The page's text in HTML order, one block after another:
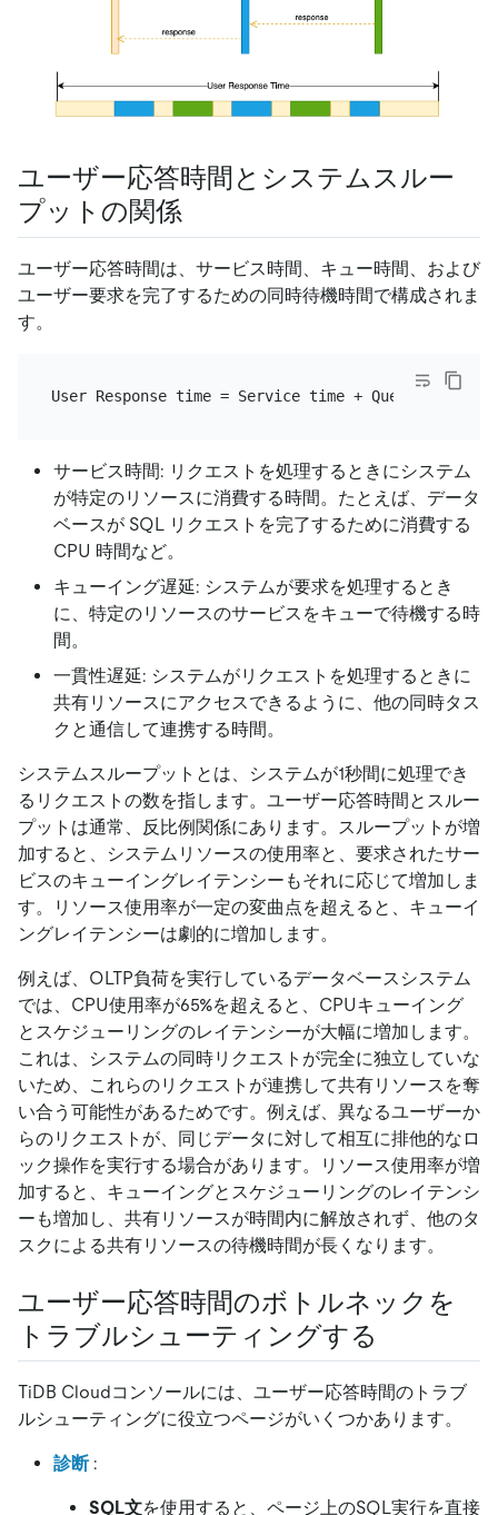
ユーザー応答時間とシステムスルー
プットの関係
ユーザー応答時間は、サービス時間、キュー時間、および
ユーザー要求を完了するための同時待機時間で構成されま
す。
サービス時間: リクエストを処理するときにシステム
が特定のリソースに消費する時間。たとえば、データ
ベースが SQL リクエストを完了するために消費する
CPU 時間など。
キューイング遅延: システムが要求を処理するとき
に、特定のリソースのサービスをキューで待機する時
間。
一貫性遅延: システムがリクエストを処理するときに
共有リソースにアクセスできるように、他の同時タス
クと通信して連携する時間。
システムスループットとは、システムが1秒間に処理でき
るリクエストの数を指します。ユーザー応答時間とスルー
プットは通常、反比例関係にあります。スループットが増
加すると、システムリソースの使用率と、要求されたサー
ビスのキューイングレイテンシーもそれに応じて増加しま
す。リソース使用率が一定の変曲点を超えると、キューイ
ングレイテンシーは劇的に増加します。
例えば、OLTP負荷を実行しているデータベースシステム
では、CPU使用率が65%を超えると、CPUキューイング
とスケジューリングのレイテンシーが大幅に増加します。
これは、システムの同時リクエストが完全に独立していな
いため、これらのリクエストが連携して共有リソースを奪
い合う可能性があるためです。例えば、異なるユーザーか
らのリクエストが、同じデータに対して相互に排他的なロ
ック操作を実行する場合があります。リソース使用率が増
加すると、キューイングとスケジューリングのレイテンシ
ーも増加し、共有リソースが時間内に解放されず、他のタ
スクによる共有リソースの待機時間が長くなります。
ユーザー応答時間のボトルネックを
トラブルシューティングする
TiDB Cloudコンソールには、ユーザー応答時間のトラブ
ルシューティングに役立つページがいくつかあります。
診断:
SQL文を使用すると、ページ上のSQL実行を直接